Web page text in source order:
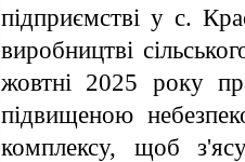
підприємстві у с.
виробництві
жовтні 2025 року
підвищеною
комплексу, щоб